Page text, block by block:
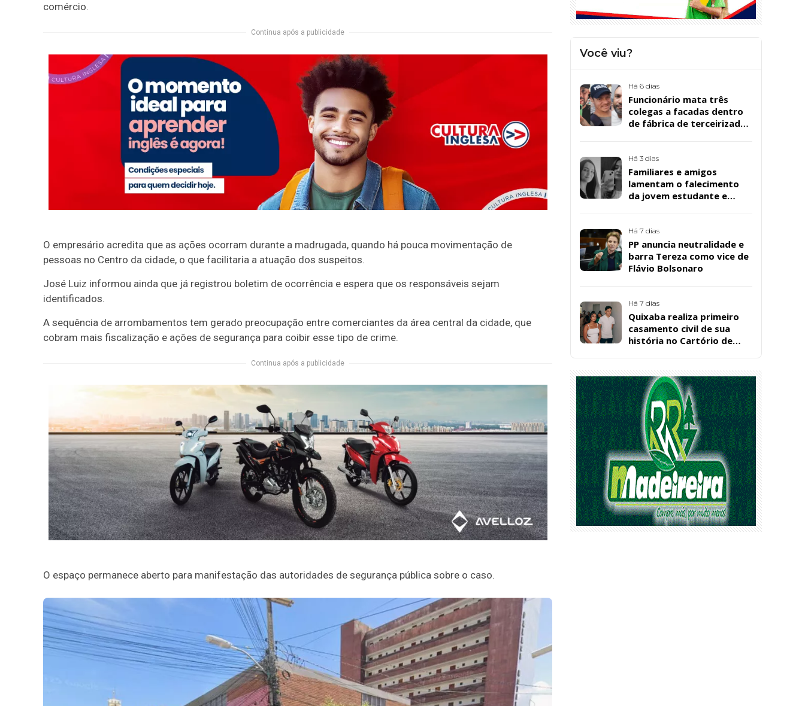
comércio.
Continua após a publicidade
O empresário acredita que as ações ocorram durante a madrugada, quando há pouca movimentação de
pessoas no Centro da cidade, o que facilitaria a atuação dos suspeitos.
José Luiz informou ainda que já registrou boletim de ocorrência e espera que os responsáveis sejam
identificados.
A sequência de arrombamentos tem gerado preocupação entre comerciantes da área central da cidade, que
cobram mais fiscalização e ações de segurança para coibir esse tipo de crime.
Continua após a publicidade
O espaço permanece aberto para manifestação das autoridades de segurança pública sobre o caso.
Você viu?
Há 6 dias
Funcionário mata três
colegas a facadas dentro
de fábrica de terceirizada
Há 3 dias
Familiares e amigos
lamentam o falecimento
da jovem estudante e
Santos, em Patos
Há 7 dias
PP anuncia neutralidade e
barra Tereza como vice de
Flávio Bolsonaro
Há 7 dias
Quixaba realiza primeiro
casamento civil de sua
história no Cartório de